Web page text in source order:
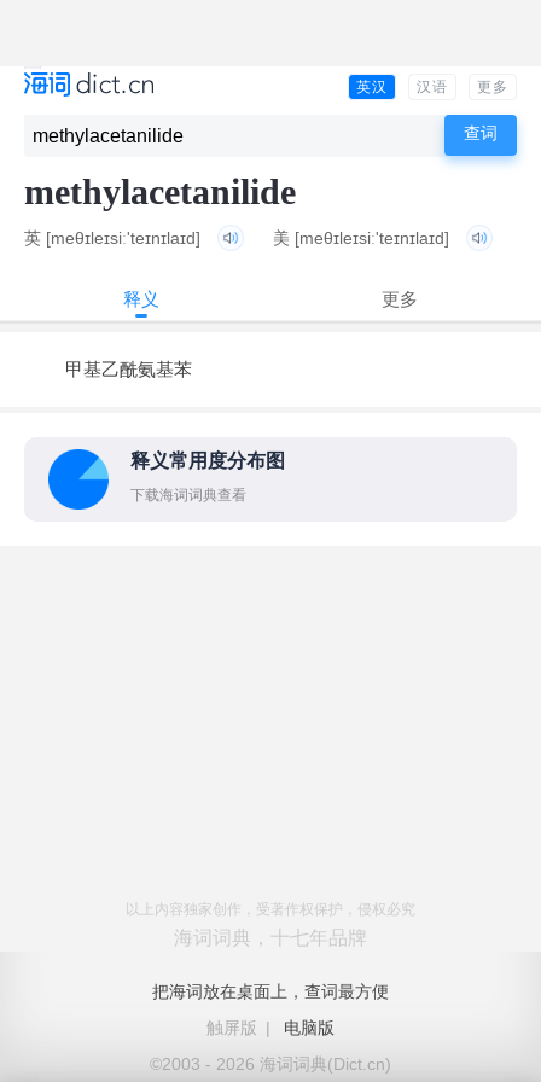
英汉 汉语 更多
methylacetanilide
英 [meθɪleɪsiː'teɪnɪlaɪd] 美 [meθɪleɪsiː'teɪnɪlaɪd]
释义 更多
甲基乙酰氨基苯
释义常用度分布图
下载海词词典查看
以上内容独家创作，受著作权保护，侵权必究
海词词典，十七年品牌
把海词放在桌面上，查词最方便
触屏版
|
电脑版
©2003 - 2026 海词词典(Dict.cn)